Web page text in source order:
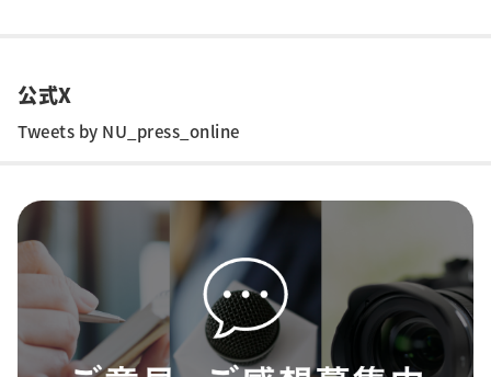
公式X
Tweets by NU_press_online